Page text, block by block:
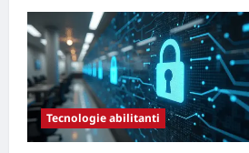
su
Bio
innovazione
e
la
riscrittura
del
codice
genetico
nel
settore
Tecnologie abilitanti